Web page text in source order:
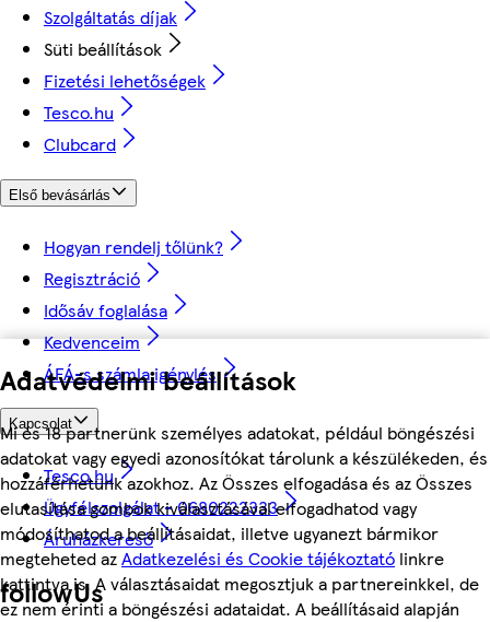
Adatvédelmi beállítások
Mi és 18 partnerünk személyes adatokat, például böngészési
adatokat vagy egyedi azonosítókat tárolunk a készülékeden, és
hozzáférhetünk azokhoz. Az Összes elfogadása és az Összes
elutasítása gombok kiválasztásával elfogadhatod vagy
módosíthatod a beállításaidat, illetve ugyanezt bármikor
megteheted azAdatkezelési és Cookie tájékoztató linkre
kattintva is. A választásaidat megosztjuk a partnereinkkel, de
ez nem érinti a böngészési adataidat. A beállításaid alapján
Szolgáltatás díjak
Süti beállítások
Fizetési lehetőségek
Tesco.hu
Clubcard
Első bevásárlás
Hogyan rendelj tőlünk?
Regisztráció
Idősáv foglalása
Kedvenceim
ÁFÁ-s számla igénylés
Kapcsolat
Tesco.hu
Ügyfélszolgálat - 0680222333
Áruházkereső
followUs